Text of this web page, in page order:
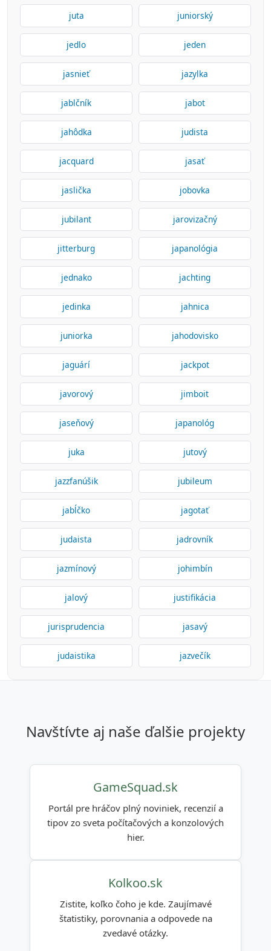
juta juniorský
jedlo jeden
jasnieť jazylka
jablčník jabot
jahôdka judista
jacquard jasať
jaslička jobovka
jubilant jarovizačný
jitterburg japanológia
jednako jachting
jedinka jahnica
juniorka jahodovisko
jaguárí jackpot
javorový jimboit
jaseňový japanológ
juka jutový
jazzfanúšik jubileum
jabĺčko jagotať
judaista jadrovník
jazmínový johimbín
jalový justifikácia
jurisprudencia jasavý
judaistika jazvečík
navštívte aj naše ďalšie projekty
GameSquad.sk
Portál pre hráčov plný noviniek, recenzií a
tipov zo sveta počítačových a konzolových
hier.
Kolkoo.sk
Zistite, koľko čoho je kde. Zaujímavé
štatistiky, porovnania a odpovede na
zvedavé otázky.